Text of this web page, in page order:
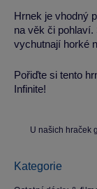
Hrnek je vhodný
na věk či
vychutnají horké
Pořiďte si tento
Infinite!
U našich hraček
Kategorie